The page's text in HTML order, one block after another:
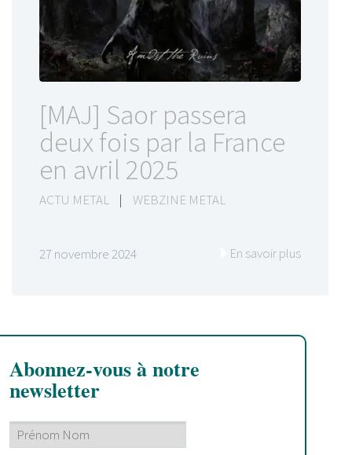
[MAJ] Saor passera
deux fois par la France
en avril 2025
ACTU METAL | WEBZINE METAL
27 novembre 2024 En savoir plus
Abonnez-vous à notre
newsletter